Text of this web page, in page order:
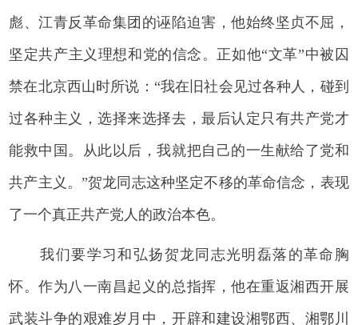
彪、江青反革命集团的诬陷迫害，他始终坚贞不屈，
坚定共产主义理想和党的信念。正如他“文革”中被囚
禁在北京西山时所说：“我在旧社会见过各种人，碰到
过各种主义，选择来选择去，最后认定只有共产党才
能救中国。从此以后，我就把自己的一生献给了党和
共产主义。”贺龙同志这种坚定不移的革命信念，表现
了一个真正共产党人的政治本色。
我们要学习和弘扬贺龙同志光明磊落的革命胸
怀。作为八一南昌起义的总指挥，他在重返湘西开展
武装斗争的艰难岁月中，开辟和建设湘鄂西、湘鄂川